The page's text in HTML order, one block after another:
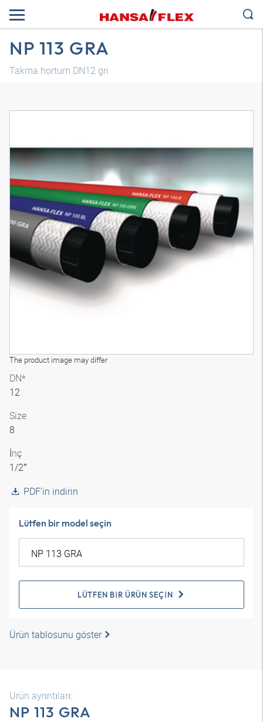
NP 113 GRA
Takma hortum DN12 gri
The product image may differ
DN*
12
Size
8
İnç
1/2″
PDF'in indirin
Lütfen bir model seçin
LÜTFEN BIR ÜRÜN SEÇIN
Ürün tablosunu göster
Ürün ayrıntıları:
NP 113 GRA